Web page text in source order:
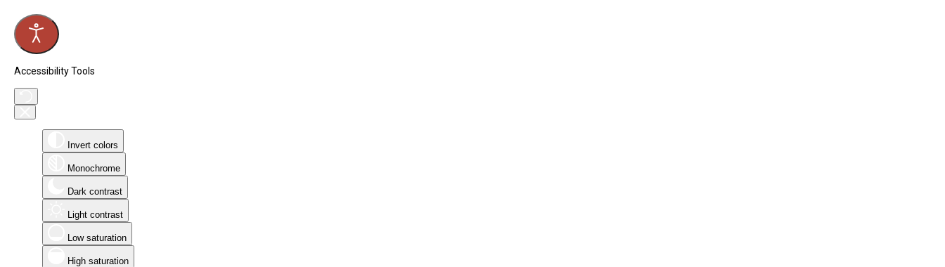
Accessibility Tools
Invert colors
Monochrome
Dark contrast
Light contrast
Low saturation
High saturation